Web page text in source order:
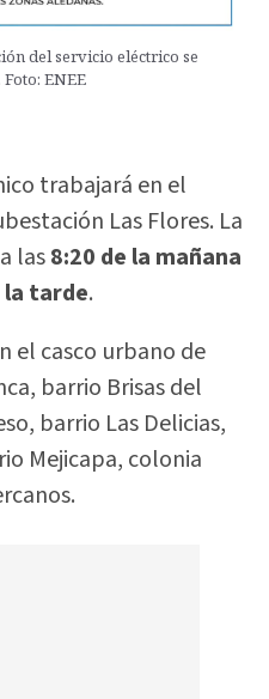
del servicio eléctrico se
ENEE
trabajará en el
Las Flores. La
las8:20 de la mañana
la tarde.
el casco urbano de
barrio Brisas del
barrio Las Delicias,
Mejicapa, colonia